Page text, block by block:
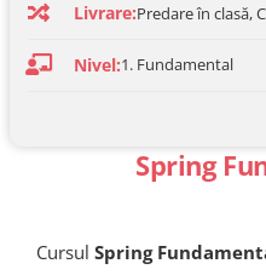
Spring
Cursul Spring
Livrare:Predare în clasă,
Nivel:1. Fundamental